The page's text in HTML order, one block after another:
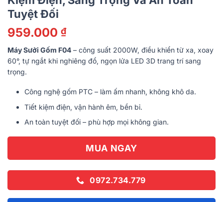
Tuyệt Đối
959.000 ₫
Máy Sưởi Gốm F04 – công suất 2000W, điều khiển từ xa, xoay
60°, tự ngắt khi nghiêng đổ, ngọn lửa LED 3D trang trí sang
trọng.
Công nghệ gốm PTC – làm ấm nhanh, không khô da.
Tiết kiệm điện, vận hành êm, bền bỉ.
An toàn tuyệt đối – phù hợp mọi không gian.
MUA NGAY
0972.734.779